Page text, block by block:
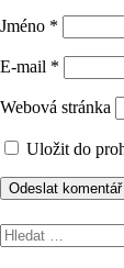
Jméno *
E-mail *
Webová stránka
Uložit do
Vyhledávání